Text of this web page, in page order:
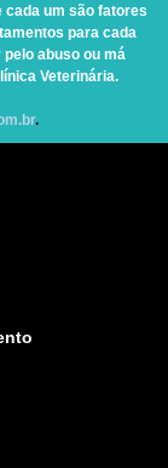
um são fatores
para cada
abuso ou má
Veterinária.
.